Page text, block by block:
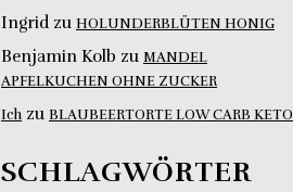
Ingrid zu HOLUNDERBLÜTEN HONIG
Benjamin Kolb zu MANDEL
APFELKUCHEN OHNE ZUCKER
Ich zu BLAUBEERTORTE LOW CARB KETO
SCHLAGWÖRTER